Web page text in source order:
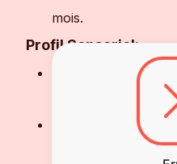
mois.
Profil Sensoriel:
Couleur: Rouge
Nez: Arômes
cassis), d'épices